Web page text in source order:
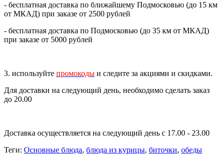
- бесплатная доставка по ближайшему Подмосковью (до 15 км
от МКАД) при заказе от 2500 рублей
- бесплатная доставка по Подмосковью (до 35 км от МКАД)
при заказе от 5000 рублей
3. используйте промокоды и следите за акциями и скидками.
Для доставки на следующий день, необходимо сделать заказ
до 20.00
Доставка осуществляется на следующий день с 17.00 - 23.00
Теги: Основные блюда, блюда из курицы, биточки, обеды